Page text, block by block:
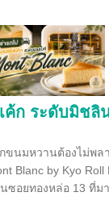
ค้ก ระดับมิชลิ
ขนมหวานต้องไม่พล
Blanc by Kyo Roll
ซอยทองหล่อ 13 ที่ม